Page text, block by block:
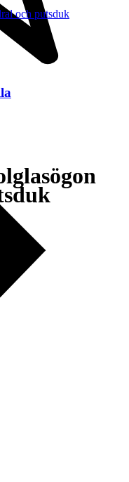
och putsduk